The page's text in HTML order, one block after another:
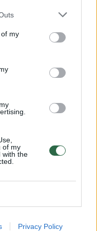
my
of my
with the
Privacy Policy
00:07:53
ir koks yra
00:16:26
00:02:51
Padėkite
atskleistos